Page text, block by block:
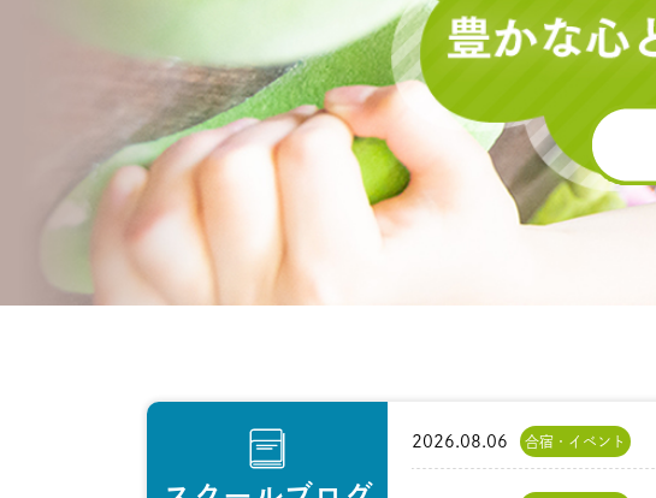
2026.08.06 合宿・イベント